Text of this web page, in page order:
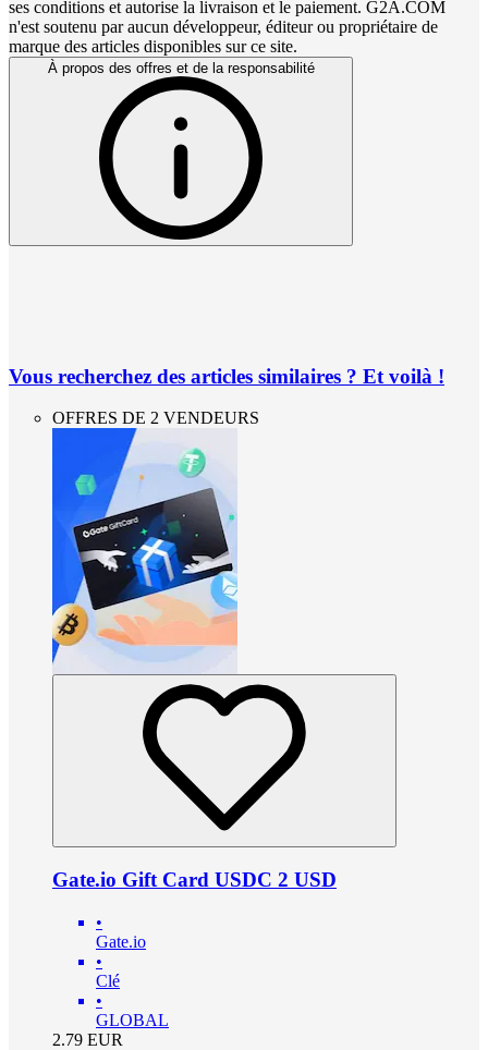
ses conditions et autorise la livraison et le paiement. G2A.COM
n'est soutenu par aucun développeur, éditeur ou propriétaire de
marque des articles disponibles sur ce site.
À propos des offres et de la responsabilité
Vous recherchez des articles similaires ? Et voilà !
OFFRES DE 2 VENDEURS
Gate.io Gift Card USDC 2 USD
•
Gate.io
•
Clé
•
GLOBAL
2.79 EUR